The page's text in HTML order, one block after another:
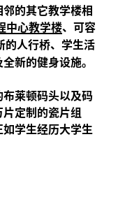
的其它教学楼相
中心教学楼、可容
的人行桥、学生活
新的健身设施。
莱顿码头以及码
定制的瓷片组
学生经历大学生